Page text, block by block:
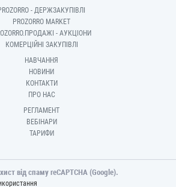
- ДЕРЖЗАКУПІВЛІ
PROZORRO MARKET
- АУКЦІОНИ
КОМЕРЦІЙНІ ЗАКУПІВЛІ
НАВЧАННЯ
НОВИНИ
КОНТАКТИ
ПРО НАС
РЕГЛАМЕНТ
ВЕБІНАРИ
ТАРИФИ
від спаму reCAPTCHA (Google).